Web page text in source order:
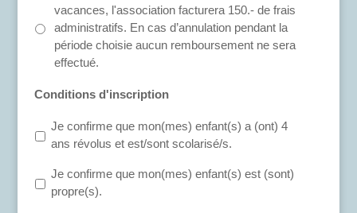
vacances, l'association facturera 150.- de frais
administratifs. En cas d’annulation pendant la
période choisie aucun remboursement ne sera
effectué.
Conditions d'inscription
Je confirme que mon(mes) enfant(s) a (ont) 4
ans révolus et est/sont scolarisé/s.
Je confirme que mon(mes) enfant(s) est (sont)
propre(s).